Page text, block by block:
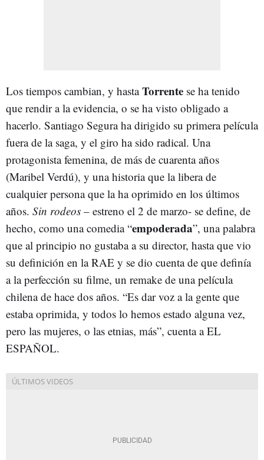
Los tiempos cambian, y hastaTorrente se ha tenido
que rendir a la evidencia, o se ha visto obligado a
hacerlo. Santiago Segura ha dirigido su primera película
fuera de la saga, y el giro ha sido radical. Una
protagonista femenina, de más de cuarenta años
(Maribel Verdú), y una historia que la libera de
cualquier persona que la ha oprimido en los últimos
años. Sin rodeos – estreno el 2 de marzo- se define, de
hecho, como una comedia “empoderada”, una palabra
que al principio no gustaba a su director, hasta que vio
su definición en la RAE y se dio cuenta de que definía
a la perfección su filme, un remake de una película
chilena de hace dos años. “Es dar voz a la gente que
estaba oprimida, y todos lo hemos estado alguna vez,
pero las mujeres, o las etnias, más”, cuenta a EL
ESPAÑOL.